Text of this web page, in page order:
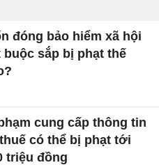
đóng bảo hiểm xã hội
buộc sắp bị phạt thế
cung cấp thông tin
có thể bị phạt tới
triệu đồng